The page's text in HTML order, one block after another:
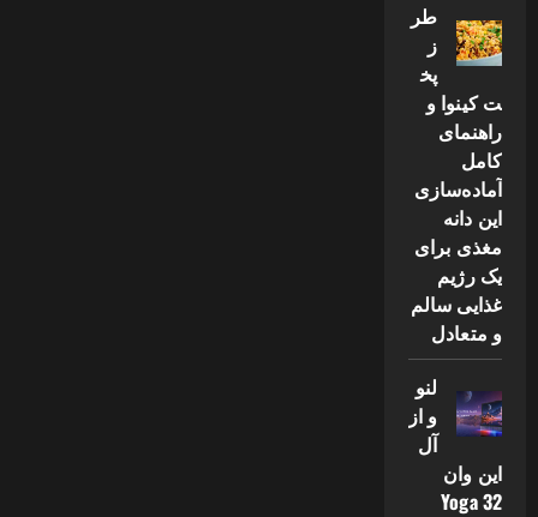
طر
ز
پخ
ت کینوا و
راهنمای
کامل
آماده‌سازی
این دانه
مغذی برای
یک رژیم
غذایی سالم
و متعادل
لنو
و از
آل
این وان
Yoga 32